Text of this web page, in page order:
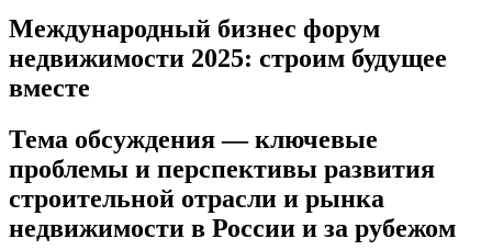
Международный бизнес форум
недвижимости 2025: строим будущее
вместе
Тема обсуждения — ключевые
проблемы и перспективы развития
строительной отрасли и рынка
недвижимости в России и за рубежом